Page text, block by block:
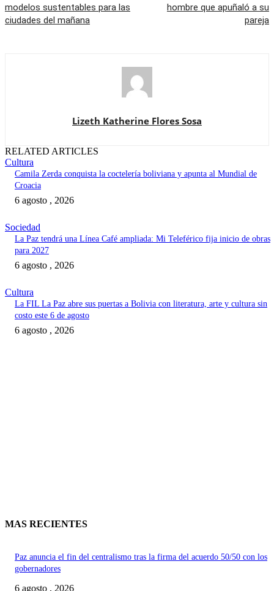
modelos sustentables para las
ciudades del mañana
hombre que apuñaló a su
pareja
Lizeth Katherine Flores Sosa
RELATED ARTICLES
Cultura
Camila Zerda conquista la coctelería boliviana y apunta al Mundial de
Croacia
6 agosto , 2026
Sociedad
La Paz tendrá una Línea Café ampliada: Mi Teleférico fija inicio de obras
para 2027
6 agosto , 2026
Cultura
La FIL La Paz abre sus puertas a Bolivia con literatura, arte y cultura sin
costo este 6 de agosto
6 agosto , 2026
MAS RECIENTES
Paz anuncia el fin del centralismo tras la firma del acuerdo 50/50 con los
gobernadores
6 agosto , 2026